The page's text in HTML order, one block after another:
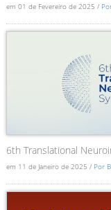
em 01 de Fevereiro de 2025 /
6th Translational
em 11 de Janeiro de 2025 / Por